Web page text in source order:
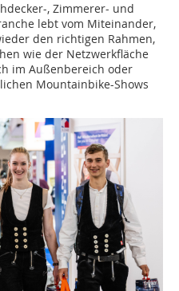
, Zimmerer- und
lebt vom Miteinander,
den richtigen Rahmen,
wie der Netzwerkfläche
im Außenbereich oder
Mountainbike-Shows